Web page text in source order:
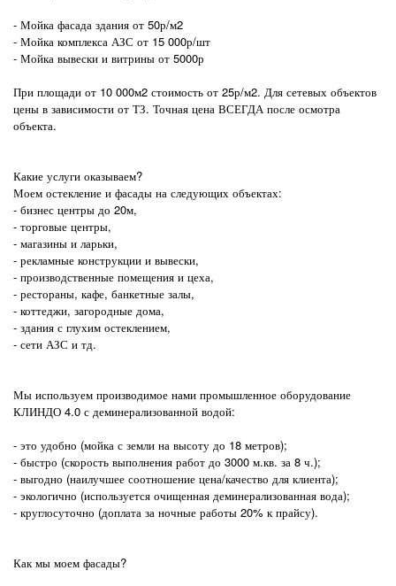
- Мойка фасада здания от 50р/м2
- Мойка комплекса АЗС от 15 000р/шт
- Мойка вывески и витрины от 5000р
При площади от 10 000м2 стоимость от 25р/м2. Для сетевых объектов
цены в зависимости от ТЗ. Точная цена ВСЕГДА после осмотра
объекта.
Какие услуги оказываем?
Моем остекление и фасады на следующих объектах:
- бизнес центры до 20м,
- торговые центры,
- магазины и ларьки,
- рекламные конструкции и вывески,
- производственные помещения и цеха,
- рестораны, кафе, банкетные залы,
- коттеджи, загородные дома,
- здания с глухим остеклением,
- сети АЗС и тд.
Мы используем производимое нами промышленное оборудование
КЛИНДО 4.0 с деминерализованной водой:
- это удобно (мойка с земли на высоту до 18 метров);
- быстро (скорость выполнения работ до 3000 м.кв. за 8 ч.);
- выгодно (наилучшее соотношение цена/качество для клиента);
- экологично (используется очищенная деминерализованная вода);
- круглосуточно (доплата за ночные работы 20% к прайсу).
Как мы моем фасады?